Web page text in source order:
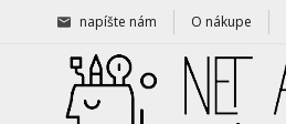
napíšte nám O nákupe